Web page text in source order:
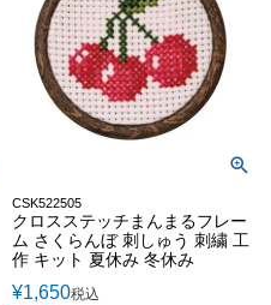
CSK522505
クロスステッチまんまるフレー
ム さくらんぼ 刺しゅう 刺繍 工
作 キット 夏休み 冬休み
¥1,650税込